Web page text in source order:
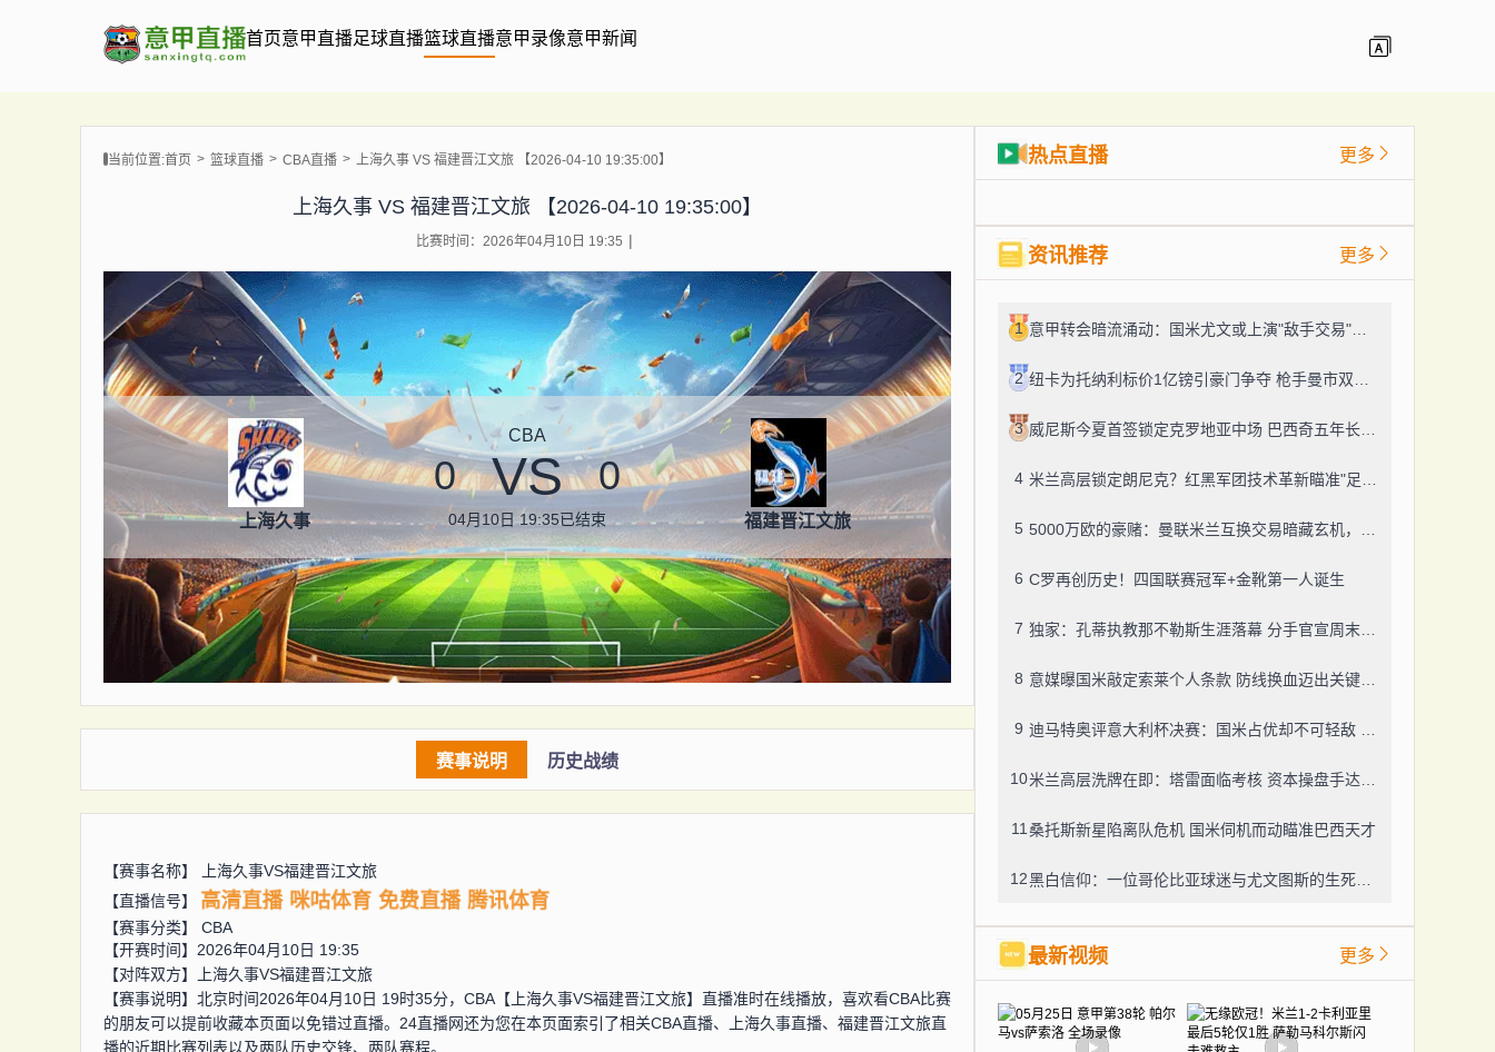
首页意甲直播足球直播篮球直播意甲录像意甲新闻
当前位置:首页 篮球直播 CBA直播 上海久事 VS 福建晋江文旅 【2026-04-10 19:35:00】
上海久事 VS 福建晋江文旅 【2026-04-10 19:35:00】
比赛时间：2026年04月10日 19:35
上海久事
CBA
0 VS 0
04月10日 19:35已结束 福建晋江文旅
赛事说明 历史战绩
【赛事名称】
上海久事VS福建晋江文旅
【直播信号】
高清直播 咪咕体育 免费直播 腾讯体育
【赛事分类】 CBA
【开赛时间】2026年04月10日 19:35
【对阵双方】
上海久事VS福建晋江文旅
【赛事说明】北京时间2026年04月10日 19时35分，CBA【上海久事VS福建晋江文旅】直播准时在线播放，喜欢看CBA比赛
的朋友可以提前收藏本页面以免错过直播。24直播网还为您在本页面索引了相关CBA直播、上海久事直播、福建晋江文旅直
播的近期比赛列表以及两队历史交锋、两队赛程。
热点直播 更多
资讯推荐 更多
1
2
3
4
5
6 C罗再创历史！四国联赛冠军+金靴第一人诞生
7
8
9
10
11 桑托斯新星陷离队危机 国米伺机而动瞄准巴西天才
12
最新视频 更多